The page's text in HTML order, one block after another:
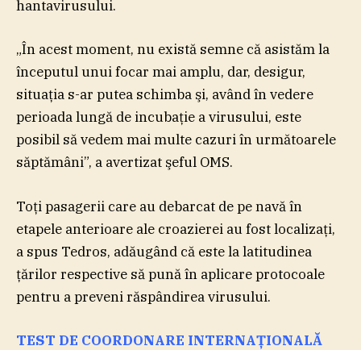
hantavirusului.
„În acest moment, nu există semne că asistăm la
începutul unui focar mai amplu, dar, desigur,
situaţia s-ar putea schimba şi, având în vedere
perioada lungă de incubaţie a virusului, este
posibil să vedem mai multe cazuri în următoarele
săptămâni”, a avertizat şeful OMS.
Toţi pasagerii care au debarcat de pe navă în
etapele anterioare ale croazierei au fost localizaţi,
a spus Tedros, adăugând că este la latitudinea
ţărilor respective să pună în aplicare protocoale
pentru a preveni răspândirea virusului.
TEST DE COORDONARE INTERNAŢIONALĂ